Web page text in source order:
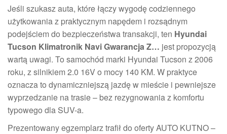
Jeśli szukasz auta, które łączy wygodę codziennego
użytkowania z praktycznym napędem i rozsądnym
podejściem do bezpieczeństwa transakcji, ten Hyundai
Tucson Klimatronik Navi Gwarancja Z… jest propozycją
wartą uwagi. To samochód marki Hyundai Tucson z 2006
roku, z silnikiem 2.0 16V o mocy 140 KM. W praktyce
oznacza to dynamiczniejszą jazdę w mieście i pewniejsze
wyprzedzanie na trasie – bez rezygnowania z komfortu
typowego dla SUV-a.
Prezentowany egzemplarz trafił do oferty AUTO KUTNO –